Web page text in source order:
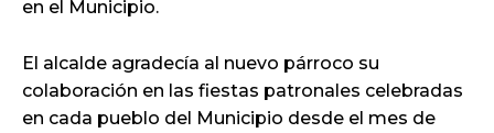
en el Municipio.
El alcalde agradecía al nuevo párroco su
colaboración en las fiestas patronales celebradas
en cada pueblo del Municipio desde el mes de